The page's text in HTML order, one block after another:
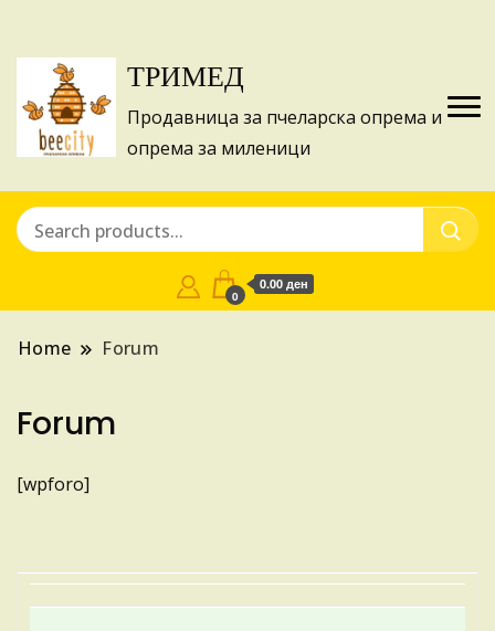
ТРИМЕД
Продавница за пчеларска опрема и
опрема за миленици
0
0.00 ден
Home Forum
Forum
[wpforo]